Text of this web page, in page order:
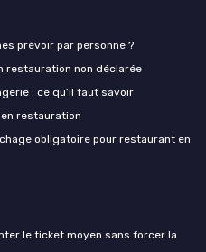
prévoir par personne ?
restauration non déclarée
: ce qu’il faut savoir
restauration
obligatoire pour restaurant en
le ticket moyen sans forcer la